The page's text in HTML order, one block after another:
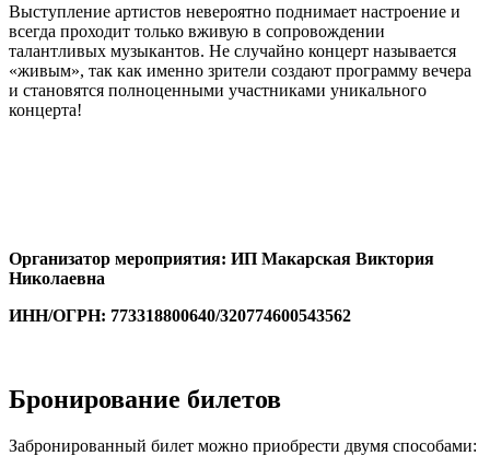
Выступление артистов невероятно поднимает настроение и
всегда проходит только вживую в сопровождении
талантливых музыкантов. Не случайно концерт называется
«живым», так как именно зрители создают программу вечера
и становятся полноценными участниками уникального
концерта!
Организатор мероприятия: ИП Макарская Виктория
Николаевна
ИНН/ОГРН: 773318800640/320774600543562
Бронирование билетов
Забронированный билет можно приобрести двумя способами: